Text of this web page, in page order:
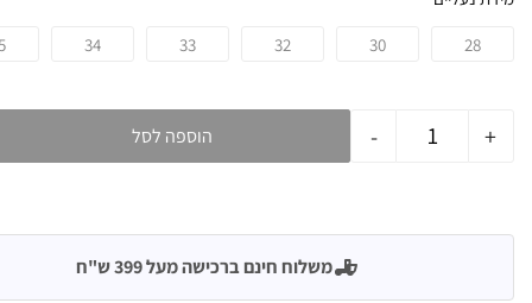
28
30
32
33
34
- + הוספה לסל
משלוח חינם ברכישה מעל 399 ש"ח